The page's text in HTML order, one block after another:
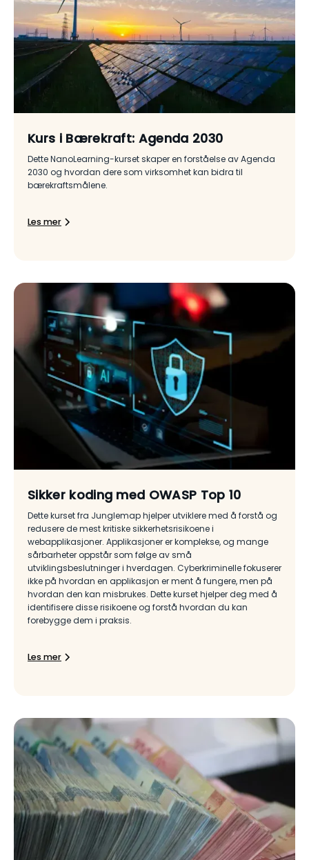
Kurs i Bærekraft: Agenda 2030
Dette NanoLearning-kurset skaper en forståelse av Agenda
2030 og hvordan dere som virksomhet kan bidra til
bærekraftsmålene.
Les mer
Sikker koding med OWASP Top 10
Dette kurset fra Junglemap hjelper utviklere med å forstå og
redusere de mest kritiske sikkerhetsrisikoene i
webapplikasjoner. Applikasjoner er komplekse, og mange
sårbarheter oppstår som følge av små
utviklingsbeslutninger i hverdagen. Cyberkriminelle fokuserer
ikke på hvordan en applikasjon er ment å fungere, men på
hvordan den kan misbrukes. Dette kurset hjelper deg med å
identifisere disse risikoene og forstå hvordan du kan
forebygge dem i praksis.
Les mer